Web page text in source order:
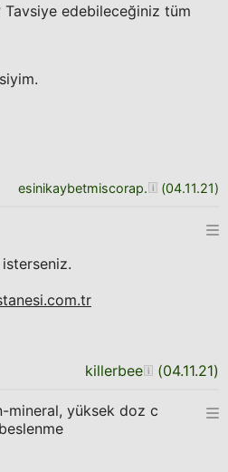
Tavsiye edebileceğiniz tüm
esinikaybetmiscorap. (04.11.21)
killerbee (04.11.21)
mineral, yüksek doz c